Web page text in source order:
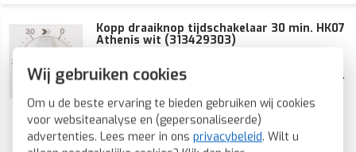
Wij gebruiken cookies
Om u de beste ervaring te bieden gebruiken wij cookies
voor websiteanalyse en (gepersonaliseerde)
advertenties. Lees meer in ons privacybeleid. Wilt u
Kopp draaiknop tijdschakelaar 30 min. HK07
Athenis wit (313429303)
Draaiknop voor tijdschakelaar 30 min., HK07 zuiver wit,
Voorraad:
0 stuk(s)
Verwachte levertijd:
1-2 weken